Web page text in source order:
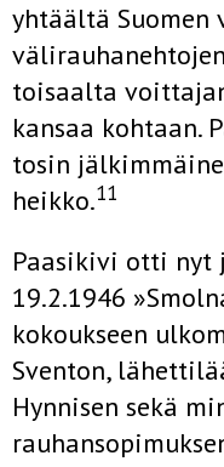
yhtäältä Suomen
toisaalta
kansaa kohtaan.
tosin
heikko.11
Paasikivi otti nyt
19.2.1946
kokoukseen
Sventon,
Hynnisen sekä